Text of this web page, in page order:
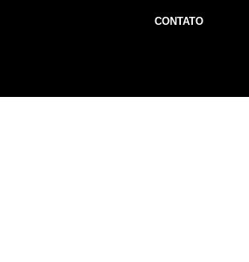
CONTATO